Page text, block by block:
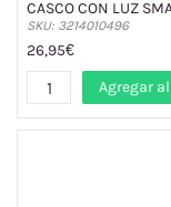
CASCO CON LUZ
SKU: 3214010496
26,95€
Agregar